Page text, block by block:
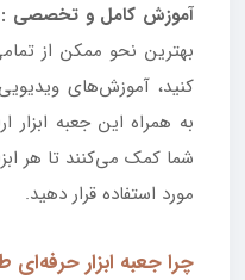
آموزش کامل و تخصصی :
بهترین نحو ممکن از
کنید، آموزش‌های
به همراه این جعبه
شما کمک می‌کنند تا هر
مورد استفاده قرار دهید.
چرا جعبه ابزار حرفه‌ای